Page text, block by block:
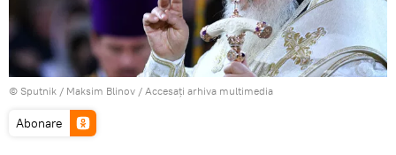
© Sputnik / Maksim Blinov / Accesați arhiva multimedia
Abonare